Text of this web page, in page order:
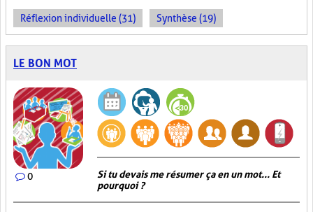
Réflexion individuelle (31) Synthèse (19)
LE BON MOT
0
Si tu devais me résumer ça en un mot... Et
pourquoi ?